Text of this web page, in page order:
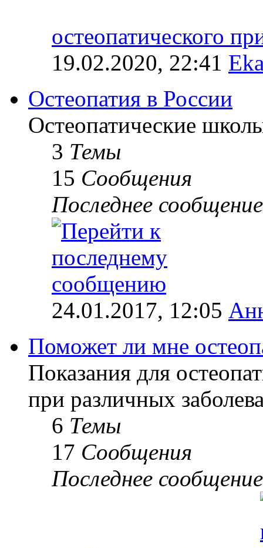
остеопатического
19.02.2020, 22:41
Остеопатия в России
Остеопатические
3 Темы
15 Сообщения
Последнее сообщение
24.01.2017, 12:05
Поможет ли мне
Показания для
при различных
6 Темы
17 Сообщения
Последнее сообщение